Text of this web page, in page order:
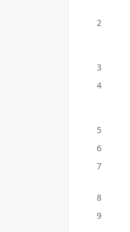
2
3
4
5
6
7
8
9